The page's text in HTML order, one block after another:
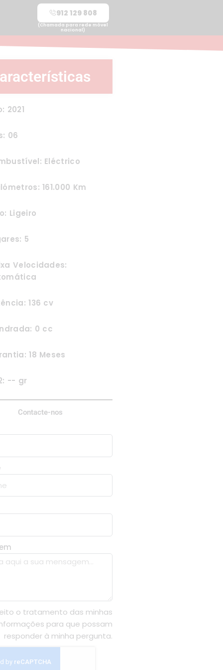
912 129 808
(Chamada para rede móvel
nacional)
2021
06
Eléctrico
161.000 Km
Ligeiro
5
Velocidades:
136 cv
0 cc
18 Meses
-- gr
Contacte-nos
o tratamento das minhas
para que possam
responder à minha pergunta.